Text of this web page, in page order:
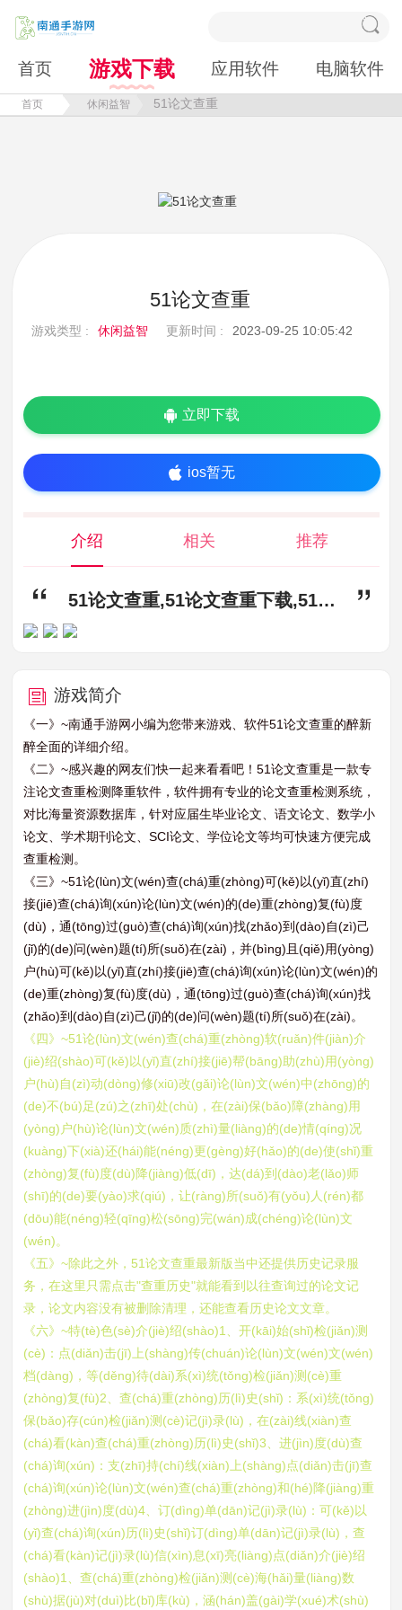
首页 游戏下载 应用软件 电脑软件
首页 休闲益智 51论文查重
51论文查重
游戏类型 : 休闲益智 更新时间 : 2023-09-25 10:05:42
立即下载
ios暂无
介绍 相关 推荐
51论文查重,51论文查重下载,51论文查重app下载
游戏简介
《一》~南通手游网小编为您带来游戏、软件51论文查重的醉新
醉全面的详细介绍。
《二》~感兴趣的网友们快一起来看看吧！51论文查重是一款专
注论文查重检测降重软件，软件拥有专业的论文查重检测系统，
对比海量资源数据库，针对应届生毕业论文、语文论文、数学小
论文、学术期刊论文、SCI论文、学位论文等均可快速方便完成
查重检测。
《三》~51论(lùn)文(wén)查(chá)重(zhòng)可(kě)以(yǐ)直(zhí)
接(jiē)查(chá)询(xún)论(lùn)文(wén)的(de)重(zhòng)复(fù)度
(dù)，通(tōng)过(guò)查(chá)询(xún)找(zhǎo)到(dào)自(zì)己
(jǐ)的(de)问(wèn)题(tí)所(suǒ)在(zài)，并(bìng)且(qiě)用(yòng)
户(hù)可(kě)以(yǐ)直(zhí)接(jiē)查(chá)询(xún)论(lùn)文(wén)的
(de)重(zhòng)复(fù)度(dù)，通(tōng)过(guò)查(chá)询(xún)找
(zhǎo)到(dào)自(zì)己(jǐ)的(de)问(wèn)题(tí)所(suǒ)在(zài)。
《四》~51论(lùn)文(wén)查(chá)重(zhòng)软(ruǎn)件(jiàn)介
(jiè)绍(shào)可(kě)以(yǐ)直(zhí)接(jiē)帮(bāng)助(zhù)用(yòng)
户(hù)自(zì)动(dòng)修(xiū)改(gǎi)论(lùn)文(wén)中(zhōng)的
(de)不(bú)足(zú)之(zhī)处(chù)，在(zài)保(bǎo)障(zhàng)用
(yòng)户(hù)论(lùn)文(wén)质(zhì)量(liàng)的(de)情(qíng)况
(kuàng)下(xià)还(hái)能(néng)更(gèng)好(hǎo)的(de)使(shǐ)重
(zhòng)复(fù)度(dù)降(jiàng)低(dī)，达(dá)到(dào)老(lǎo)师
(shī)的(de)要(yào)求(qiú)，让(ràng)所(suǒ)有(yǒu)人(rén)都
(dōu)能(néng)轻(qīng)松(sōng)完(wán)成(chéng)论(lùn)文
(wén)。
《五》~除此之外，51论文查重最新版当中还提供历史记录服
务，在这里只需点击"查重历史"就能看到以往查询过的论文记
录，论文内容没有被删除清理，还能查看历史论文文章。
《六》~特(tè)色(sè)介(jiè)绍(shào)1、开(kāi)始(shǐ)检(jiǎn)测
(cè)：点(diǎn)击(jī)上(shàng)传(chuán)论(lùn)文(wén)文(wén)
档(dàng)，等(děng)待(dài)系(xì)统(tǒng)检(jiǎn)测(cè)重
(zhòng)复(fù)2、查(chá)重(zhòng)历(lì)史(shǐ)：系(xì)统(tǒng)
保(bǎo)存(cún)检(jiǎn)测(cè)记(jì)录(lù)，在(zài)线(xiàn)查
(chá)看(kàn)查(chá)重(zhòng)历(lì)史(shǐ)3、进(jìn)度(dù)查
(chá)询(xún)：支(zhī)持(chí)线(xiàn)上(shàng)点(diǎn)击(jī)查
(chá)询(xún)论(lùn)文(wén)查(chá)重(zhòng)和(hé)降(jiàng)重
(zhòng)进(jìn)度(dù)4、订(dìng)单(dān)记(jì)录(lù)：可(kě)以
(yǐ)查(chá)询(xún)历(lì)史(shǐ)订(dìng)单(dān)记(jì)录(lù)，查
(chá)看(kàn)记(jì)录(lù)信(xìn)息(xī)亮(liàng)点(diǎn)介(jiè)绍
(shào)1、查(chá)重(zhòng)检(jiǎn)测(cè)海(hǎi)量(liàng)数
(shù)据(jù)对(duì)比(bǐ)库(kù)，涵(hán)盖(gài)学(xué)术(shù)